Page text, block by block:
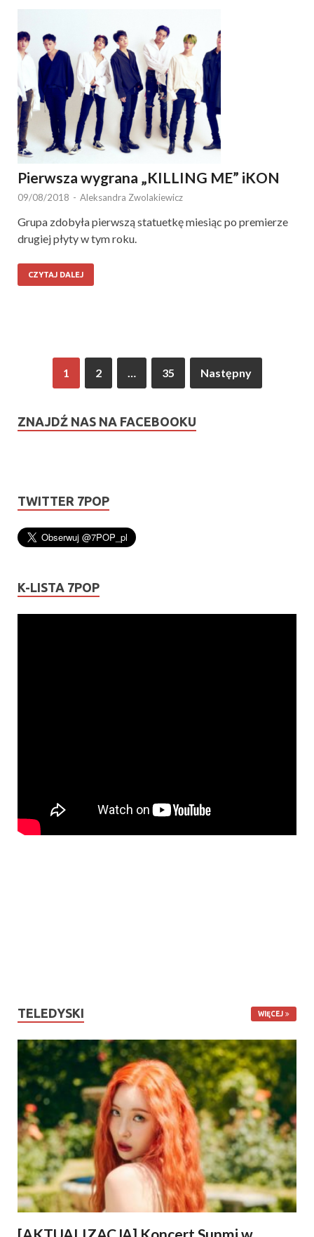
Pierwsza wygrana „KILLING ME” iKON
09/08/2018 - Aleksandra Zwolakiewicz
Grupa zdobyła pierwszą statuetkę miesiąc po premierze
drugiej płyty w tym roku.
CZYTAJ DALEJ
1 2 35 Następny
ZNAJDŹ NAS NA FACEBOOKU
TWITTER 7POP
K-LISTA 7POP
TELEDYSKI WIĘCEJ